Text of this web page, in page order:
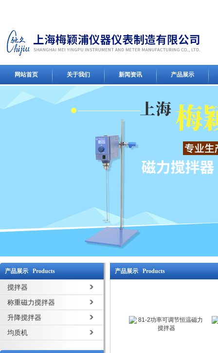
网站首页 关于我们 新闻资讯 产品展示
产品展示 Products
搅拌器
称重磁力搅拌器
升降搅拌器
均质机
产品展示 Products